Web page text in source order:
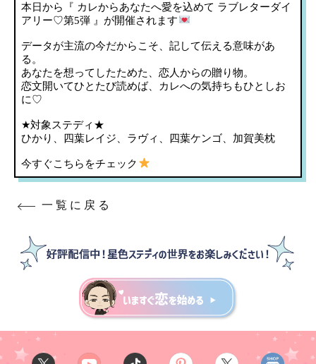
本日から『 カレからあなたへ愛を込めて ラブレターダイ
アリー♡第5弾 』が開催されます
データが主流の今だからこそ、記して伝える意味があ
る。
あなたを想ってしたためた、恋人からの贈り物。
恋文開いてひとたび読めば、カレへの気持ちもひとしお
に♡
★対象ステディ★
ひかり、四葉レイジ、ラヴィ、四葉ケンゴ、加賀美枕
今すぐこちらをチェック
一覧に戻る